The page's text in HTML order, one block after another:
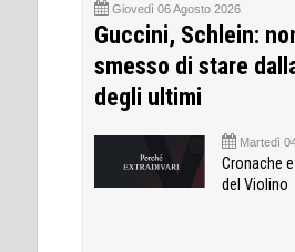
Giovedì 06 Agosto 2026
Guccini, Schlein:
smesso di stare
degli ultimi
Martedì
Cronache
del Violino